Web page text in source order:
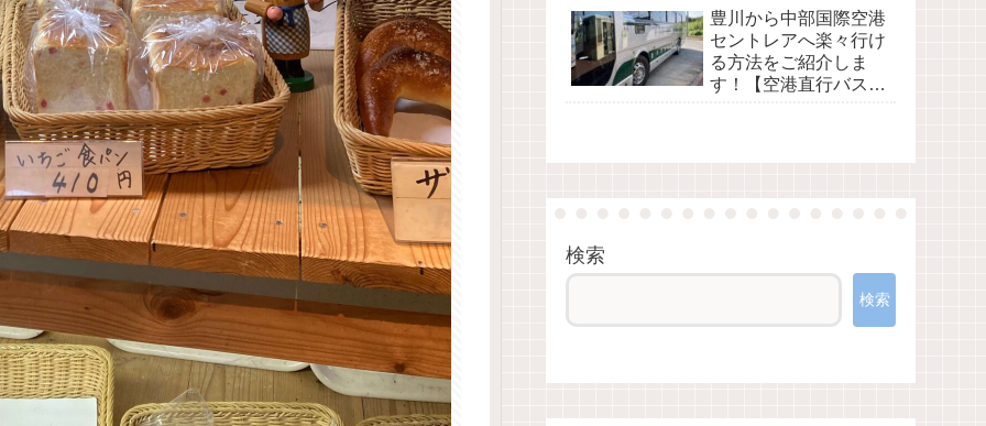
豊川から中部国際空港
セントレアへ楽々行け
る方法をご紹介しま
す！【空港直行バスe-
検索
検索